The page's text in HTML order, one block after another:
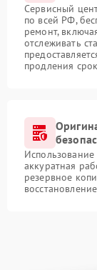
Сервисный
по всей РФ,
ремонт,
отслеживать
продления
аккуратная
резервное